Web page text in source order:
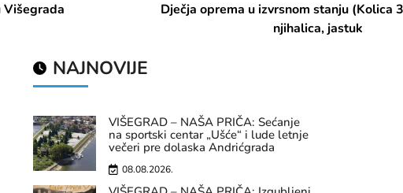
Dječja oprema u izvrsnom stanju (Kolica 3u1, komoda,
NAJNOVIJE
VIŠEGRAD – NAŠA PRIČA: Sećanje
na sportski centar „Ušće“ i lude letnje
večeri pre dolaska Andrićgrada
08.08.2026.